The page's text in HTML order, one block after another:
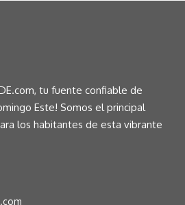
tu fuente confiable de
Este! Somos el principal
los habitantes de esta vibrante